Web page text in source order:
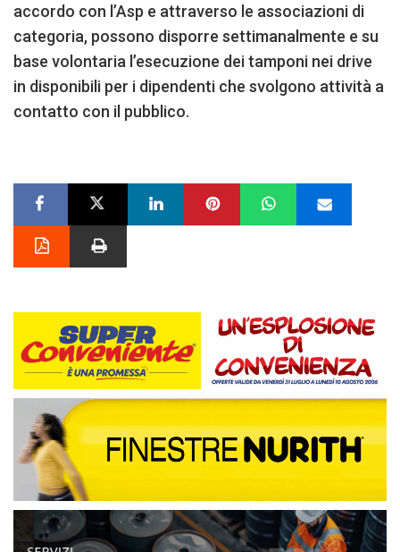
accordo con l’Asp e attraverso le associazioni di
categoria, possono disporre settimanalmente e su
base volontaria l’esecuzione dei tamponi nei drive
in disponibili per i dipendenti che svolgono attività a
contatto con il pubblico.